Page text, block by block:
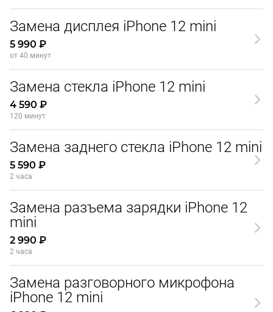
Замена дисплея iPhone 12 mini
5 990 ₽
от 40 минут
Замена стекла iPhone 12 mini
4 590 ₽
120 минут
Замена заднего стекла iPhone 12 mini
5 590 ₽
2 часа
Замена разъема зарядки iPhone 12
mini
2 990 ₽
2 часа
Замена разговорного микрофона
iPhone 12 mini